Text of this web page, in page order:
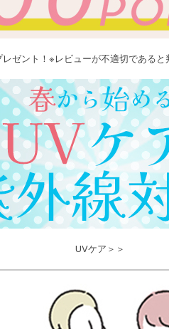
ゼント！※レビューが不適切である
UVケア＞＞